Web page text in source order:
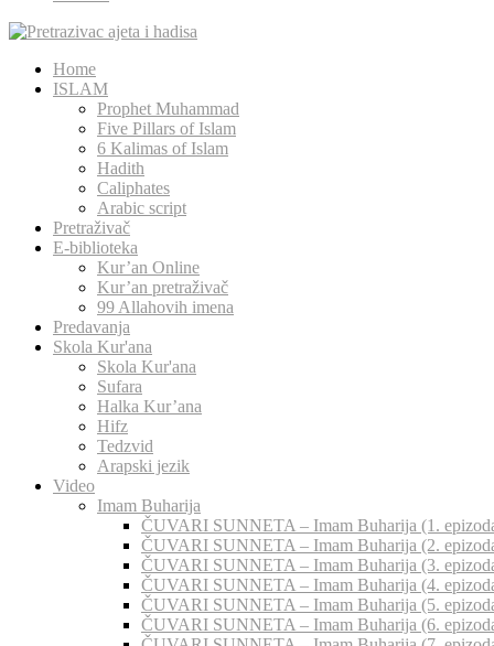
Home
ISLAM
Prophet Muhammad
Five Pillars of Islam
6 Kalimas of Islam
Hadith
Caliphates
Arabic script
Pretraživač
E-biblioteka
Kur’an Online
Kur’an pretraživač
99 Allahovih imena
Predavanja
Skola Kur'ana
Skola Kur'ana
Sufara
Halka Kur’ana
Hifz
Tedzvid
Arapski jezik
Video
Imam Buharija
ČUVARI SUNNETA – Imam Buharija (1.
ČUVARI SUNNETA – Imam Buharija (2.
ČUVARI SUNNETA – Imam Buharija (3.
ČUVARI SUNNETA – Imam Buharija (4.
ČUVARI SUNNETA – Imam Buharija (5.
ČUVARI SUNNETA – Imam Buharija (6.